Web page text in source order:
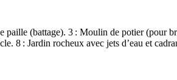
paille (battage). 3 : Moulin de potier (pour
8 : Jardin rocheux avec jets d’eau et